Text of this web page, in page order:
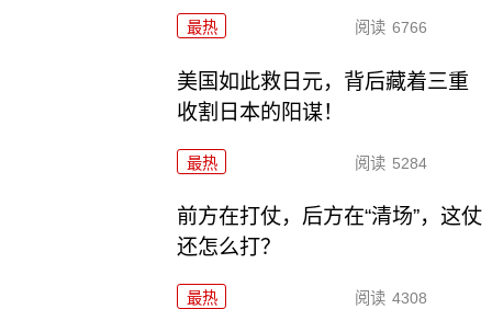
最热 阅读 6766
美国如此救日元，背后藏着三重
收割日本的阳谋！
最热 阅读 5284
前方在打仗，后方在“清场”，这仗
还怎么打？
最热 阅读 4308